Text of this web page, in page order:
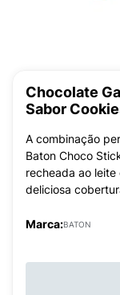
Chocolate
Sabor
A combinação
Baton Choco
recheada ao
deliciosa
Marca:BATON